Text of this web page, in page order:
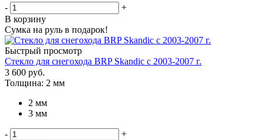
-
+
В корзину
Сумка на руль в подарок!
Быстрый просмотр
Стекло для снегохода BRP Skandic с 2003-2007 г.
3 600 руб.
Толщина: 2 мм
2 мм
3 мм
-
+